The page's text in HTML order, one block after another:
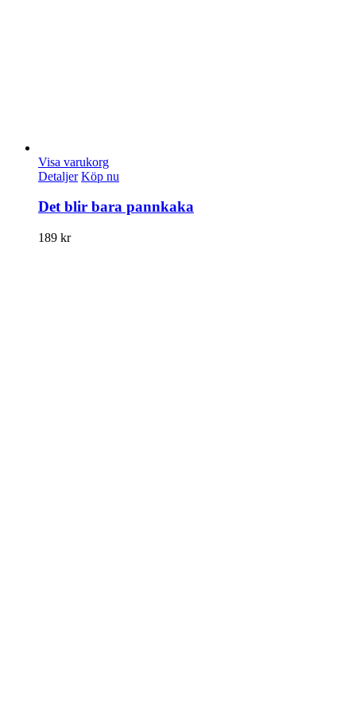
Visa varukorg
Detaljer Köp nu
Det blir bara pannkaka
189 kr